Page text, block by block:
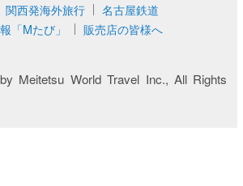
関西発海外旅行
名古屋鉄道
「Mたび」
販売店の皆様へ
Meitetsu World Travel Inc., All Rights